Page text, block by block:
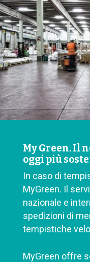
My Green. Il
oggi più
In caso di
MyGreen. Il
nazionale e
spedizioni di
tempistiche
MyGreen offre